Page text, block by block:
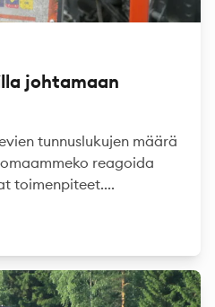
johtamaan
tunnuslukujen määrä
reagoida
toimenpiteet....